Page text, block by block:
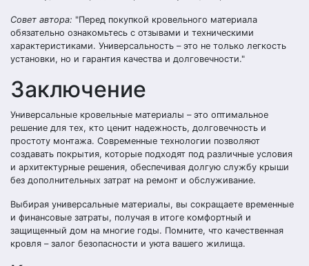
Совет автора:
Перед покупкой кровельного материала
обязательно ознакомьтесь с отзывами и техническими
характеристиками. Универсальность – это не только легкость
установки, но и гарантия качества и долговечности.
Заключение
Универсальные кровельные материалы – это оптимальное
решение для тех, кто ценит надежность, долговечность и
простоту монтажа. Современные технологии позволяют
создавать покрытия, которые подходят под различные условия
и архитектурные решения, обеспечивая долгую службу крыши
без дополнительных затрат на ремонт и обслуживание.
Выбирая универсальные материалы, вы сокращаете временные
и финансовые затраты, получая в итоге комфортный и
защищенный дом на многие годы. Помните, что качественная
кровля – залог безопасности и уюта вашего жилища.